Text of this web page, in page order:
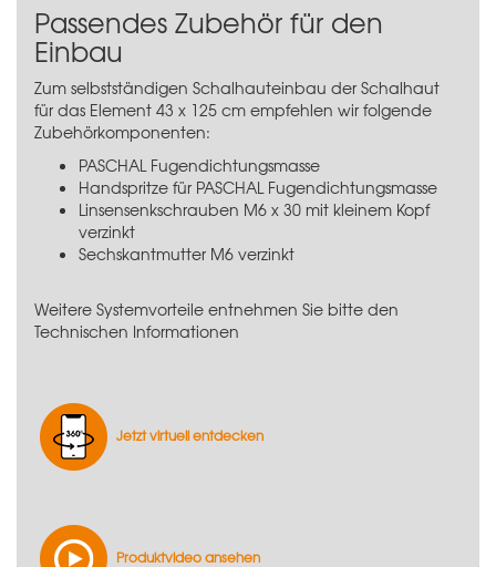
Passendes Zubehör für den
Einbau
Zum selbstständigen Schalhauteinbau der Schalhaut
für das Element 43 x 125 cm empfehlen wir folgende
Zubehörkomponenten:
PASCHAL Fugendichtungsmasse
Handspritze für PASCHAL Fugendichtungsmasse
Linsensenkschrauben M6 x 30 mit kleinem Kopf
verzinkt
Sechskantmutter M6 verzinkt
Weitere Systemvorteile entnehmen Sie bitte den
Technischen Informationen
Jetzt virtuell entdecken
Produktvideo ansehen